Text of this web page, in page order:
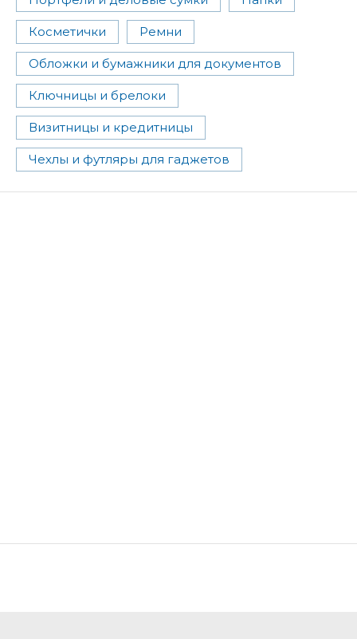
Косметички Ремни
Обложки и бумажники для документов
Ключницы и брелоки
Визитницы и кредитницы
Чехлы и футляры для гаджетов